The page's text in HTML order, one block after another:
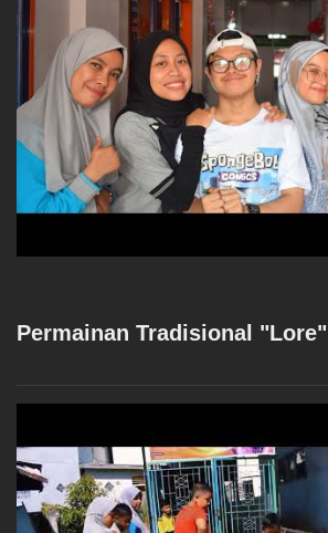
Permainan Tradisional "Lore"